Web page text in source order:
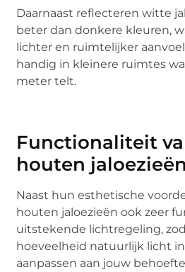
Daarnaast reflecteren witte
beter dan donkere kleuren,
lichter en ruimtelijker
handig in kleinere ruimtes
meter telt.
Functionaliteit
houten jaloezieën
Naast hun esthetische
houten jaloezieën ook zeer
uitstekende lichtregeling,
hoeveelheid natuurlijk licht
aanpassen aan jouw